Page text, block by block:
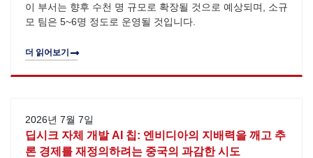
이 부서는 향후 수천 명 규모로 확장될 것으로 예상되며, 소규
모 팀은 5~6명 정도로 운영될 것입니다.
더 읽어보기
2026년 7월 7일
딥시크 자체 개발 AI 칩: 엔비디아의 지배력을 깨고 추
론 경제를 재정의하려는 중국의 과감한 시도